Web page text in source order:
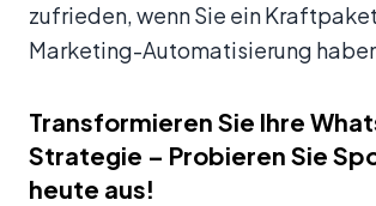
zufrieden, wenn Sie ein
Marketing-Automatisierung
Transformieren Sie Ihre
Strategie – Probieren Sie
heute aus!